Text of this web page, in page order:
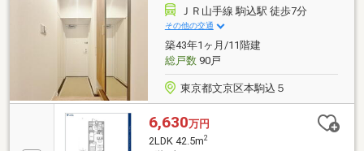
グ・当日内見もお気軽にお申し付けください。まずは
お気軽に現地をご覧下さいませ。物件の詳細につい
て、ご見学希望のお客様は下記番号までお気軽にご連
絡下さい。お問い合わせ専用フリーダイヤル ： ０１２
０－０６８－１０１
ＪＲ山手線 駒込駅 徒歩7分
その他の交通
築43年1ヶ月/11階建
総戸数90戸
東京都文京区本駒込５
6,630万円
2LDK 42.5m2